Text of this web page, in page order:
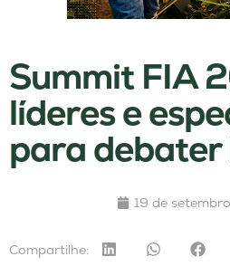
Summit FIA
líderes e
para debater
19 de
Compartilhe: